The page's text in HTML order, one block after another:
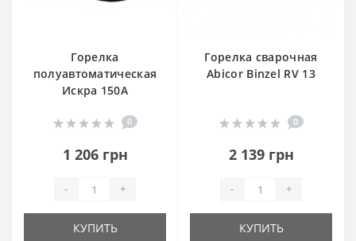
Горелка
полуавтоматическая
Искра 150А
0
1 206 грн
- +
КУПИТЬ
Горелка сварочная
Abicor Binzel RV 13
0
2 139 грн
- +
КУПИТЬ